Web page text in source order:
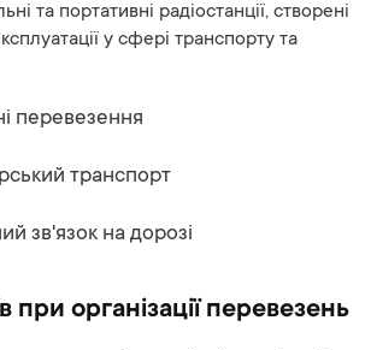
та портативні радіостанції, створені
у сфері транспорту та
перевезення
транспорт
зв'язок на дорозі
при організації перевезень